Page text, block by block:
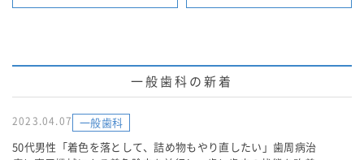
一般歯科の新着
2023.04.07 一般歯科
50代男性「着色を落として、詰め物もやり直したい」歯周病治